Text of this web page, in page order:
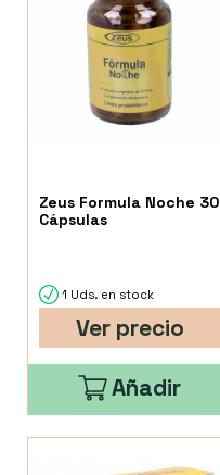
Zeus Formula Noche 30
Cápsulas
1 Uds. en stock
Ver precio
Añadir